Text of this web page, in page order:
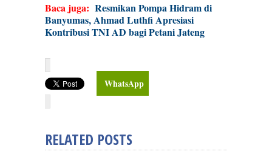
Baca juga: Resmikan Pompa Hidram di
Banyumas, Ahmad Luthfi Apresiasi
Kontribusi TNI AD bagi Petani Jateng
WhatsApp
RELATED POSTS